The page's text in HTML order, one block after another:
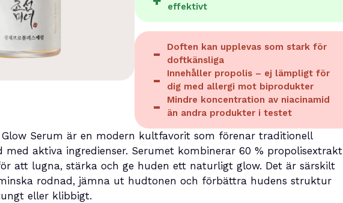
effektivt
Doften kan upplevas som stark för
doftkänsliga
Innehåller propolis – ej lämpligt för
dig med allergi mot biprodukter
Mindre koncentration av niacinamid
än andra produkter i testet
Glow Serum är en modern kultfavorit som förenar traditionell
med aktiva ingredienser. Serumet kombinerar 60 % propolisextrakt
att lugna, stärka och ge huden ett naturligt glow. Det är särskilt
rodnad, jämna ut hudtonen och förbättra hudens struktur
eller klibbigt.